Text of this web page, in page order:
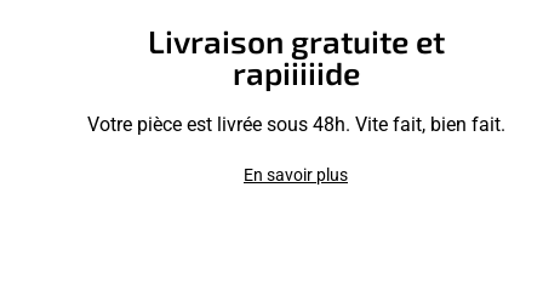
Livraison gratuite et
rapiiiiide
Votre pièce est livrée sous 48h. Vite fait, bien fait.
En savoir plus